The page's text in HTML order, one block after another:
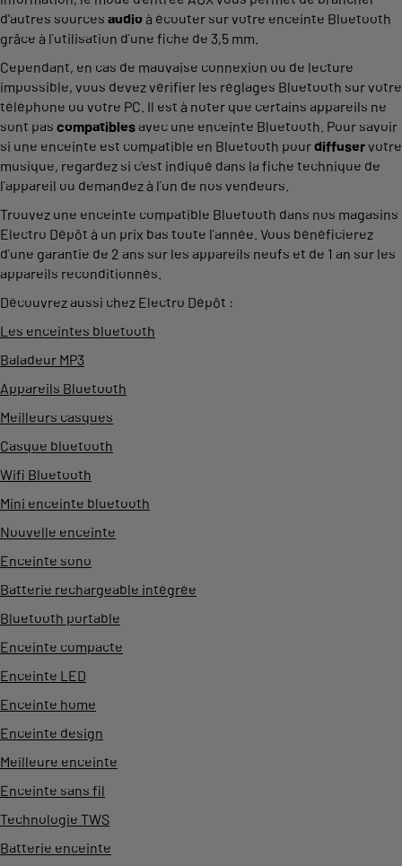
d'autres sources audio à écouter sur votre enceinte Bluetooth
grâce à l’utilisation d’une fiche de 3,5 mm.
Cependant, en cas de mauvaise connexion ou de lecture
impossible, vous devez vérifier les réglages Bluetooth sur votre
téléphone ou votre PC. Il est à noter que certains appareils ne
sont pas compatibles avec une enceinte Bluetooth. Pour savoir
si une enceinte est compatible en Bluetooth pourdiffuservotre
musique, regardez si c’est indiqué dans la fiche technique de
l’appareil ou demandez à l’un de nos vendeurs.
Trouvez une enceinte compatible Bluetooth dans nos magasins
Electro Dépôt à un prix bas toute l’année. Vous bénéficierez
d’une garantie de 2 ans sur les appareils neufs et de 1 an sur les
appareils reconditionnés.
Découvrez aussi chez Electro Dépôt :
Les enceintes bluetooth
Baladeur MP3
Appareils Bluetooth
Meilleurs casques
Casque bluetooth
Wifi Bluetooth
Mini enceinte bluetooth
Nouvelle enceinte
Enceinte sono
Batterie rechargeable intégrée
Bluetooth portable
Enceinte compacte
Enceinte LED
Enceinte home
Enceinte design
Meilleure enceinte
Enceinte sans fil
Technologie TWS
Batterie enceinte